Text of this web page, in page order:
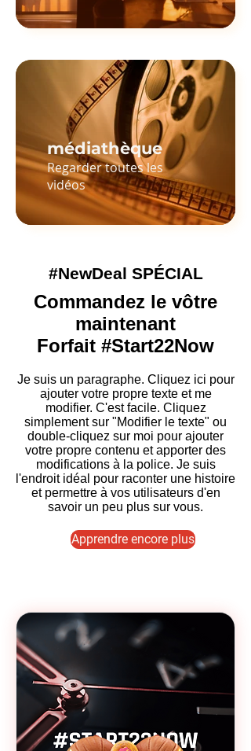
médiathèque
Regarder toutes les
vidéos
#NewDeal SPÉCIAL
Commandez le vôtre
maintenant
Forfait #Start22Now
Je suis un paragraphe. Cliquez ici pour
ajouter votre propre texte et me
modifier. C'est facile. Cliquez
simplement sur "Modifier le texte" ou
double-cliquez sur moi pour ajouter
votre propre contenu et apporter des
modifications à la police. Je suis
l'endroit idéal pour raconter une histoire
et permettre à vos utilisateurs d'en
savoir un peu plus sur vous.
Apprendre encore plus